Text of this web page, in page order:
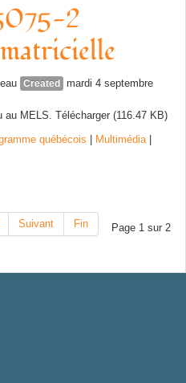
2
Created
mardi 4 septembre
au MELS. Télécharger (116.47 KB)
québécois Multimédia|
Page 1 sur 2
Suivant Fin